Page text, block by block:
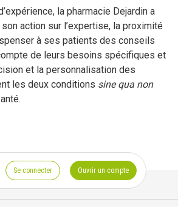
la pharmacie Dejardin a
action sur l’expertise, la proximité
à ses patients des conseils
de leurs besoins spécifiques et
et la personnalisation des
les deux conditions sine qua non
Se connecter Ouvrir un compte